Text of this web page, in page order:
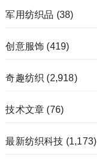
军用纺织品 (38)
创意服饰 (419)
奇趣纺织 (2,918)
技术文章 (76)
最新纺织科技 (1,173)